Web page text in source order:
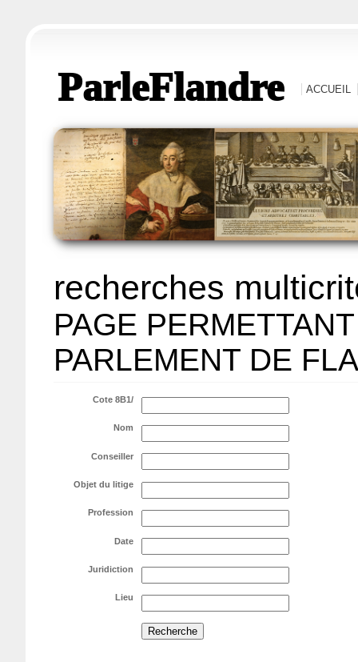
ParleFlandre ACCUEIL
recherches
PAGE
PARLEMENT DE
Cote 8B1/
Nom
Conseiller
Objet du litige
Profession
Date
Juridiction
Lieu